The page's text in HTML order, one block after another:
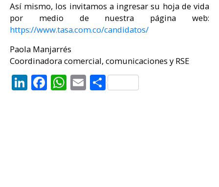
Así mismo, los invitamos a ingresar su hoja de vida
por medio de nuestra página web:
https://www.tasa.com.co/candidatos/
Paola Manjarrés
Coordinadora comercial, comunicaciones y RSE
LinkedIn
Facebook
WhatsApp
EmailCompartir